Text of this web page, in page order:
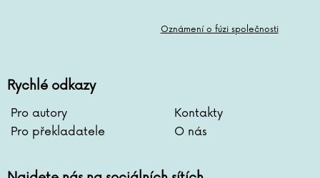
Radovan Dunaj
Jiří Dvořák
Helena Dvořáková
Oznámení o fúzi společnosti
Rychlé odkazy
Pro autory
Kontakty
Pro překladatele
O nás